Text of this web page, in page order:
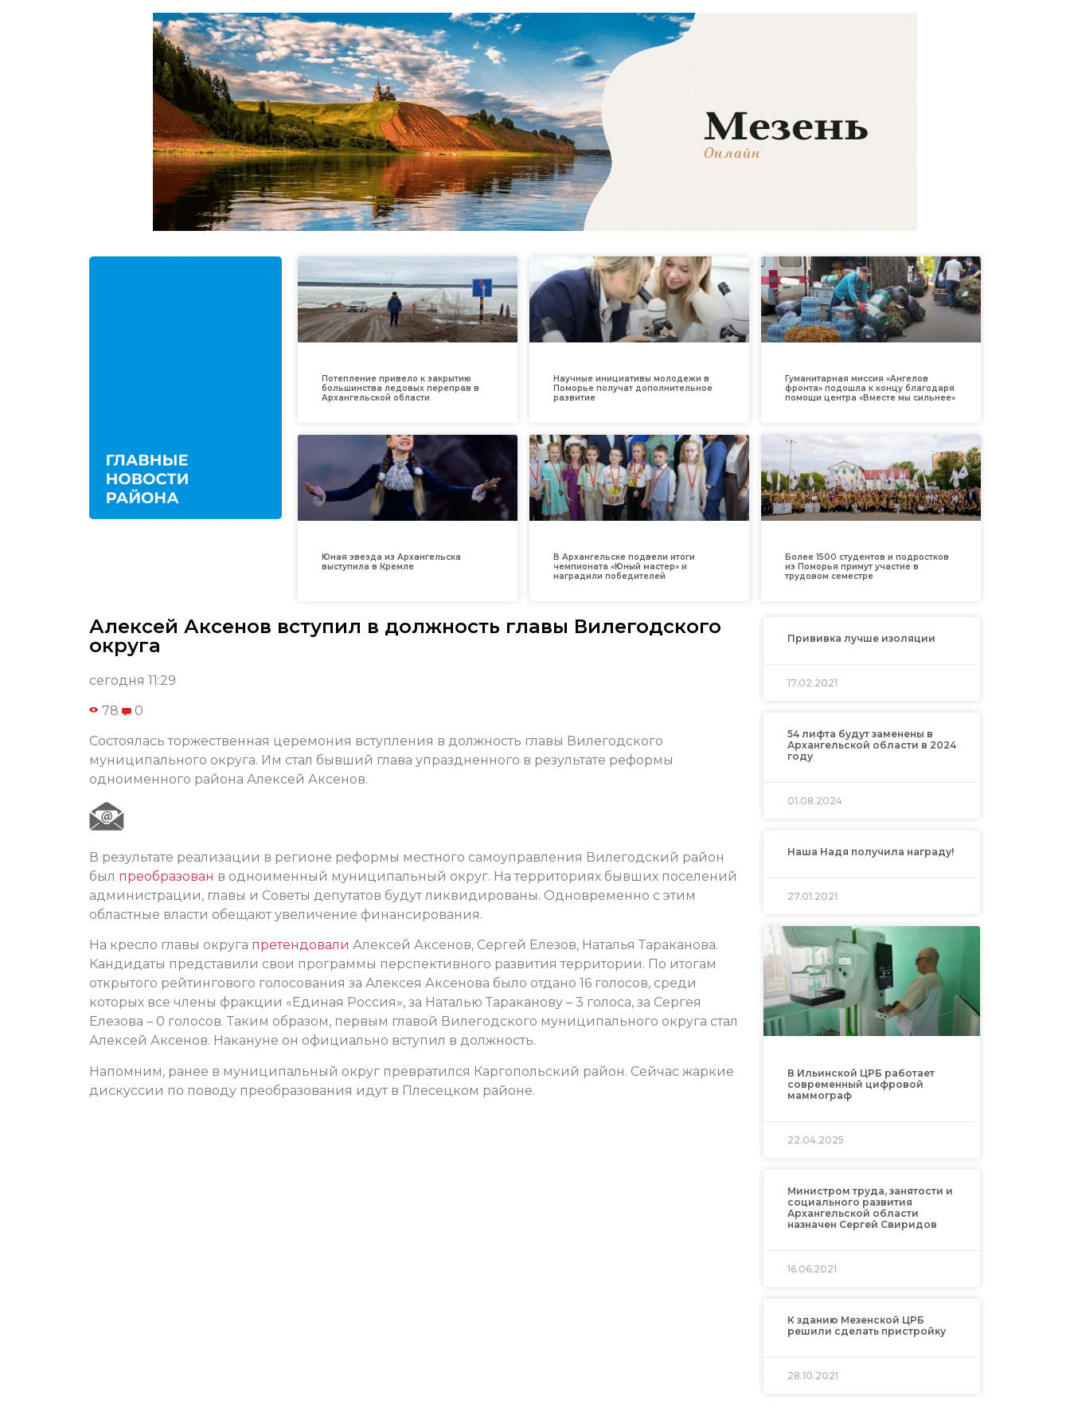
Потепление привело к закрытию
большинства ледовых переправ в
Архангельской области
Научные инициативы молодежи в
Поморье получат дополнительное
развитие
Гуманитарная миссия «Ангелов
фронта» подошла к концу благодаря
помощи центра «Вместе мы сильнее»
Юная звезда из Архангельска
выступила в Кремле
В Архангельске подвели итоги
чемпионата «Юный мастер» и
наградили победителей
Более 1500 студентов и подростков
из Поморья примут участие в
трудовом семестре
Алексей Аксенов вступил в должность главы Вилегодского
округа
сегодня 11:29
78 0
Состоялась торжественная церемония вступления в должность главы Вилегодского
муниципального округа. Им стал бывший глава упраздненного в результате реформы
одноименного района Алексей Аксенов.
В результате реализации в регионе реформы местного самоуправления Вилегодский район
был преобразован в одноименный муниципальный округ. На территориях бывших поселений
администрации, главы и Советы депутатов будут ликвидированы. Одновременно с этим
областные власти обещают увеличение финансирования.
На кресло главы округа претендовали Алексей Аксенов, Сергей Елезов, Наталья Тараканова.
Кандидаты представили свои программы перспективного развития территории. По итогам
открытого рейтингового голосования за Алексея Аксенова было отдано 16 голосов, среди
которых все члены фракции «Единая Россия», за Наталью Тараканову – 3 голоса, за Сергея
Елезова – 0 голосов. Таким образом, первым главой Вилегодского муниципального округа стал
Алексей Аксенов. Накануне он официально вступил в должность.
Напомним, ранее в муниципальный округ превратился Каргопольский район. Сейчас жаркие
дискуссии по поводу преобразования идут в Плесецком районе.
Прививка лучше изоляции
17.02.2021
54 лифта будут заменены в
Архангельской области в 2024
году
01.08.2024
Наша Надя получила награду!
27.01.2021
В Ильинской ЦРБ работает
современный цифровой
маммограф
22.04.2025
Министром труда, занятости и
социального развития
Архангельской области
назначен Сергей Свиридов
16.06.2021
К зданию Мезенской ЦРБ
решили сделать пристройку
28.10.2021